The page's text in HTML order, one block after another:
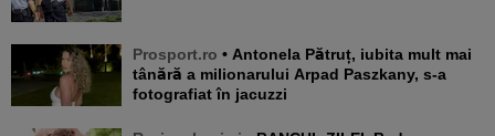
Prosport.ro • Antonela Pătruț, iubita mult mai
tânără a milionarului Arpad Paszkany, s-a
fotografiat în jacuzzi